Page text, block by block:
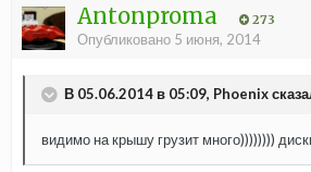
Antonproma 273
Опубликовано 5 июня, 2014
В 05.06.2014 в 05:09, Phoenix
видимо на крышу грузит много))))))))